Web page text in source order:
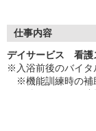
・ツクイ独自の福
・子育て支援の
・スタッフ何でも
口あり
◇頑張った分、ス
仕事内容
デイサービス 看護
※入浴前後のバイタ
※機能訓練時の補